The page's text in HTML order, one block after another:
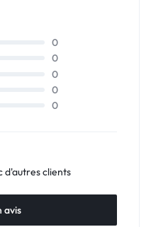
0
0
0
0
0
d'autres clients
avis